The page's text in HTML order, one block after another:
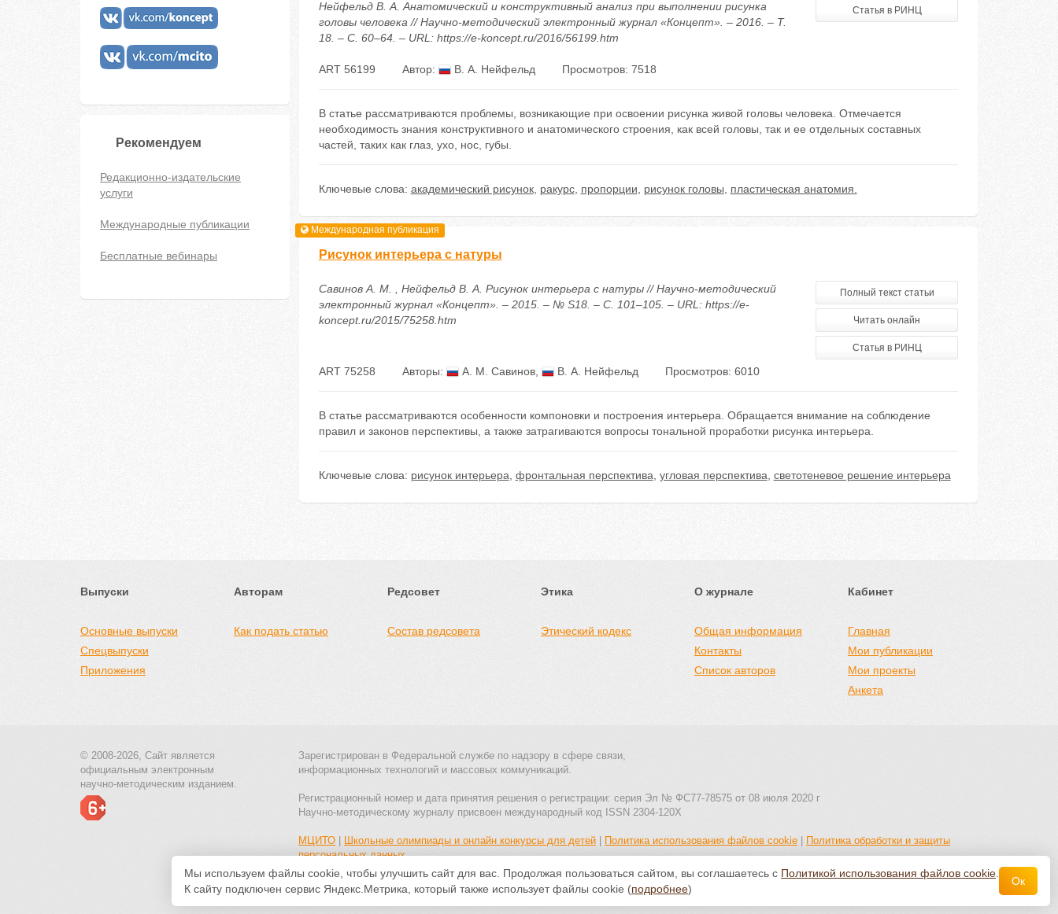
Рекомендуем
Редакционно-издательские
услуги
Международные публикации
Бесплатные вебинары
Нейфельд В. А. Анатомический и конструктивный анализ при выполнении рисунка
головы человека // Научно-методический электронный журнал «Концепт». – 2016. – Т.
18. – С. 60–64. – URL: https://e-koncept.ru/2016/56199.htm
Статья в РИНЦ
ART 56199 Автор: В. А. Нейфельд Просмотров: 7518
В статье рассматриваются проблемы, возникающие при освоении рисунка живой головы человека. Отмечается
необходимость знания конструктивного и анатомического строения, как всей головы, так и ее отдельных составных
частей, таких как глаз, ухо, нос, губы.
Ключевые слова: академический рисунок, ракурс, пропорции рисунок головы пластическая анатомия.
Международная публикация
Рисунок интерьера с натуры
Савинов А. М. , Нейфельд В. А. Рисунок интерьера с натуры // Научно-методический
электронный журнал «Концепт». – 2015. – № S18. – С. 101–105. – URL: https://e-
koncept.ru/2015/75258.htm
Полный текст статьи
Читать онлайн
Статья в РИНЦ
ART 75258 Авторы: А. М. Савинов, В. А. Нейфельд Просмотров: 6010
В статье рассматриваются особенности компоновки и построения интерьера. Обращается внимание на соблюдение
правил и законов перспективы, а также затрагиваются вопросы тональной проработки рисунка интерьера.
Ключевые слова: рисунок интерьера фронтальная перспектива угловая перспектива светотеневое решение интерьера
Выпуски
Основные выпуски
Спецвыпуски
Приложения
Авторам
Как подать статью
Редсовет
Состав редсовета
Этика
Этический кодекс
О журнале
Общая информация
Контакты
Список авторов
Кабинет
Главная
Мои публикации
Мои проекты
Анкета
© 2008-2026, Сайт является
официальным электронным
научно-методическим изданием.
Зарегистрирован в Федеральной службе по надзору в сфере связи,
информационных технологий и массовых коммуникаций.
Регистрационный номер и дата принятия решения о регистрации: серия Эл № ФС77-78575 от 08 июля 2020 г
Научно-методическому журналу присвоен международный код ISSN 2304-120X
МЦИТО Школьные олимпиады и онлайн конкурсы для детей Политика использования файлов cookie
Политика обработки и защиты
персональных данных
Все материалы доступны по лицензии Creative Commons С указанием авторства 4.0 Всемирная
Мы используем файлы cookie, чтобы улучшить сайт для вас. Продолжая пользоваться сайтом, вы соглашаетесь с Политикой использования файлов cookie
К сайту подключен сервис Яндекс.Метрика, который также использует файлы cookie (подробнее)
Ок